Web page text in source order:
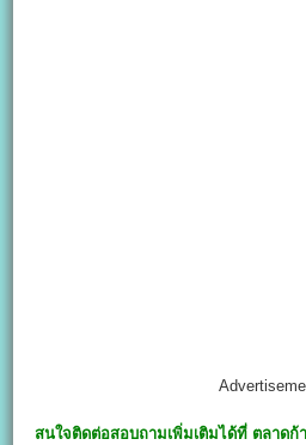
สนใจติดต่อสอบถามเพิ่มเติมได้ที่ ตลาดก้